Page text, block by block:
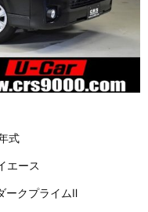
式
エース
ークプライムⅡ